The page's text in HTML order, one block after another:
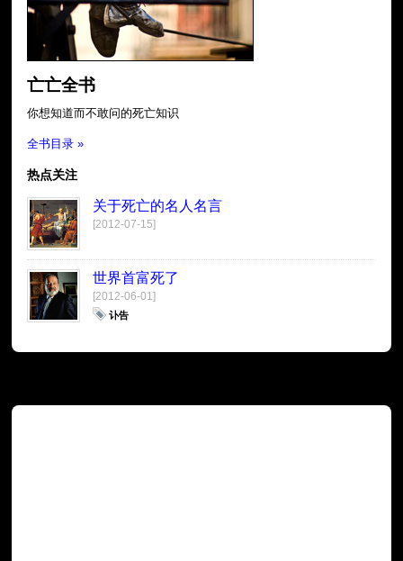
亡亡全书
你想知道而不敢问的死亡知识
全书目录 »
热点关注
关于死亡的名人名言
[2012-07-15]
世界首富死了
[2012-06-01]
讣告